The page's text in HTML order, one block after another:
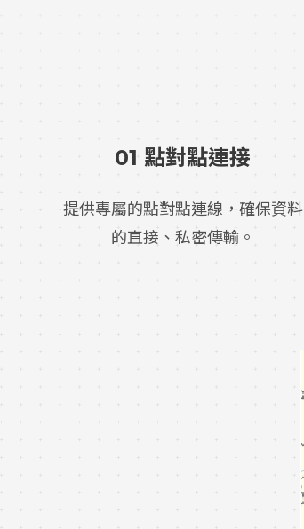
01 點對點連接
提供專屬的點對點連線，確保資料
的直接、私密傳輸。